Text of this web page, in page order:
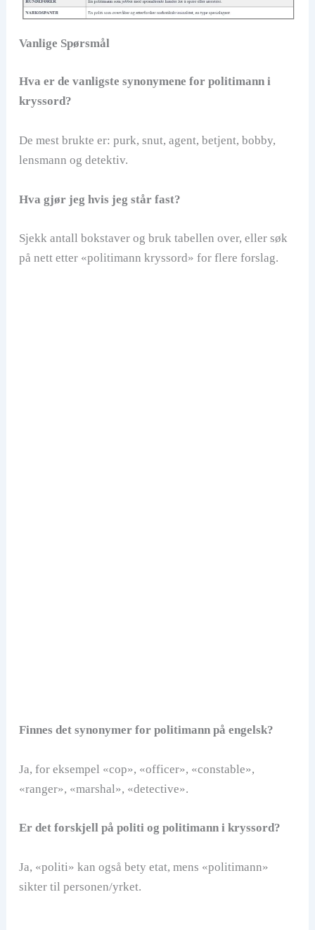
Vanlige Spørsmål
Hva er de vanligste synonymene for politimann i
kryssord?
De mest brukte er: purk, snut, agent, betjent, bobby,
lensmann og detektiv.
Hva gjør jeg hvis jeg står fast?
Sjekk antall bokstaver og bruk tabellen over, eller søk
på nett etter «politimann kryssord» for flere forslag.
Finnes det synonymer for politimann på engelsk?
Ja, for eksempel «cop», «officer», «constable»,
«ranger», «marshal», «detective».
Er det forskjell på politi og politimann i kryssord?
Ja, «politi» kan også bety etat, mens «politimann»
sikter til personen/yrket.